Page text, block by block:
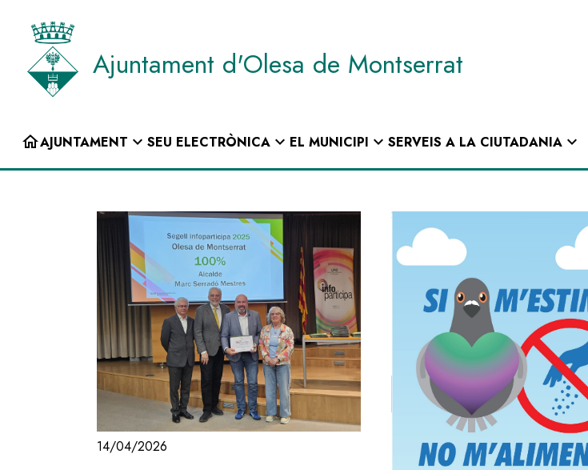
contingut
Ajuntament d'Olesa de Montserrat
Navegació
INICI
homeAJUNTAMENT expand_more SEU ELECTRÒNICAexpand_more EL MUNICIPI expand_more SERVEIS A LA CIUTADANIAexpand_more
14/04/2026